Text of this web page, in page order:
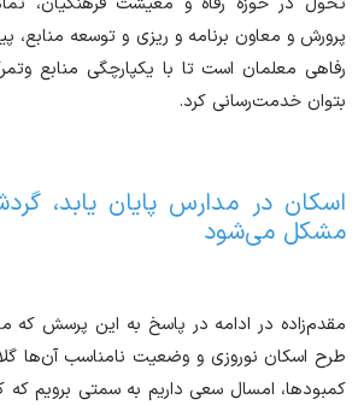
پرورش و معاون برنامه و ریزی و توسعه منابع،
رفاهی معلمان است تا با یکپارچگی منابع
بتوان خدمت‌رسانی کرد.
اسکان در مدارس پایان یابد،
مشکل می‌شود
مقدم‌زاده در ادامه در پاسخ به این پرسش
طرح اسکان نوروزی و وضعیت نامناسب آن‌ها
کمبودها، امسال سعی داریم به سمتی برویم که